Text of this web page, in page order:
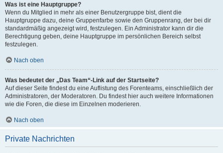
Was ist eine Hauptgruppe?
Wenn du Mitglied in mehr als einer Benutzergruppe bist, dient die
Hauptgruppe dazu, deine Gruppenfarbe sowie den Gruppenrang, der bei dir
standardmäßig angezeigt wird, festzulegen. Ein Administrator kann dir die
Berechtigung geben, deine Hauptgruppe im persönlichen Bereich selbst
festzulegen.
Nach oben
Was bedeutet der „Das Team“-Link auf der Startseite?
Auf dieser Seite findest du eine Auflistung des Forenteams, einschließlich der
Administratoren, der Moderatoren. Du findest hier auch weitere Informationen
wie die Foren, die diese im Einzelnen moderieren.
Nach oben
Private Nachrichten